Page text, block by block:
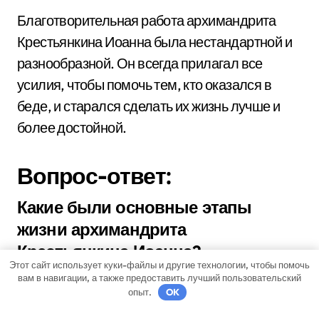
Благотворительная работа архимандрита
Крестьянкина Иоанна была нестандартной и
разнообразной. Он всегда прилагал все
усилия, чтобы помочь тем, кто оказался в
беде, и старался сделать их жизнь лучше и
более достойной.
Вопрос-ответ:
Какие были основные этапы
жизни архимандрита
Крестьянкина Иоанна?
Архимандрит Крестьянкин Иоанн родился в
1910 году в семье крестьянина. С детства он
Этот сайт использует куки-файлы и другие технологии, чтобы помочь
вам в навигации, а также предоставить лучший пользовательский
опыт.
OK